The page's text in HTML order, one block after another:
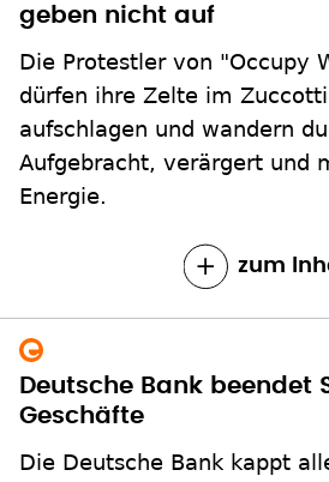
geben nicht auf
Die Protestler von "Occupy
dürfen ihre Zelte im
aufschlagen und wandern
Aufgebracht, verärgert und
Energie.
zum
Deutsche Bank beendet
Geschäfte
Die Deutsche Bank kappt